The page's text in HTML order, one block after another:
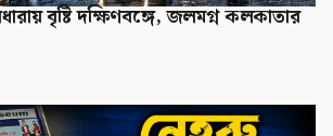
বৃষ্টি দক্ষিণবঙ্গে, জলমগ্ন কলকাতার